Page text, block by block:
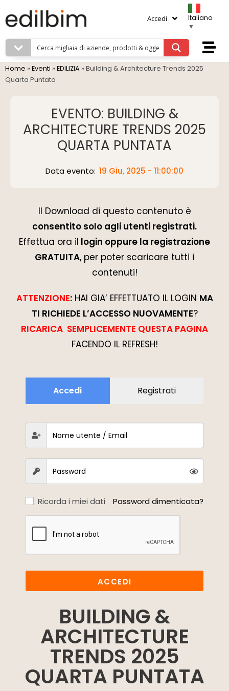
Accedi
Italiano
▼
Home » Eventi » EDILIZIA » Building & Architecture Trends 2025
Quarta Puntata
EVENTO: BUILDING &
ARCHITECTURE TRENDS 2025
QUARTA PUNTATA
Data evento: 19 Giu, 2025 - 11:00:00
Il Download di questo contenuto è
consentito solo agli utenti registrati.
Effettua ora il login oppure la registrazione
GRATUITA, per poter scaricare tutti i
contenuti!
ATTENZIONE:HAI GIA’ EFFETTUATO IL LOGIN MA
TI RICHIEDE L’ACCESSO NUOVAMENTE?
RICARICA SEMPLICEMENTE QUESTA PAGINA
FACENDO IL REFRESH!
Accedi Registrati
Ricorda i miei dati Password dimenticata?
ACCEDI
BUILDING &
ARCHITECTURE
TRENDS 2025
QUARTA PUNTATA